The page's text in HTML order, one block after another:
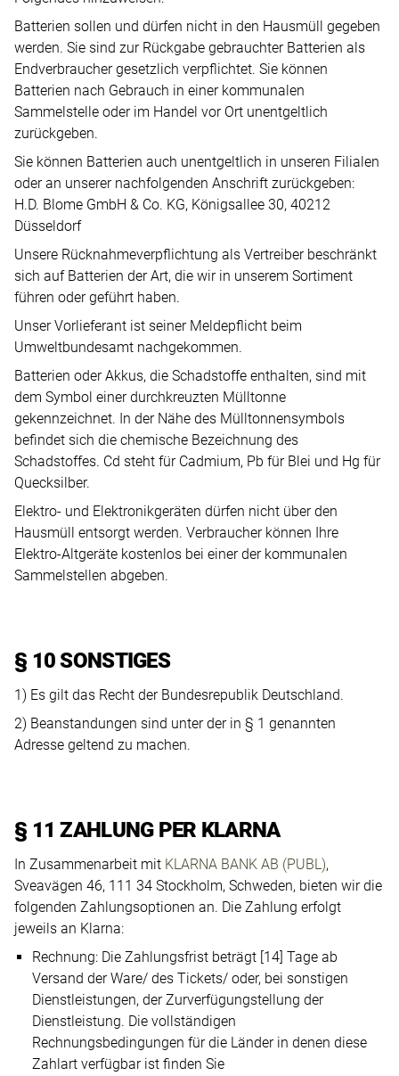
Batterien sollen und dürfen nicht in den Hausmüll gegeben
werden. Sie sind zur Rückgabe gebrauchter Batterien als
Endverbraucher gesetzlich verpflichtet. Sie können
Batterien nach Gebrauch in einer kommunalen
Sammelstelle oder im Handel vor Ort unentgeltlich
zurückgeben.
Sie können Batterien auch unentgeltlich in unseren Filialen
oder an unserer nachfolgenden Anschrift zurückgeben:
H.D. Blome GmbH & Co. KG, Königsallee 30, 40212
Düsseldorf
Unsere Rücknahmeverpflichtung als Vertreiber beschränkt
sich auf Batterien der Art, die wir in unserem Sortiment
führen oder geführt haben.
Unser Vorlieferant ist seiner Meldepflicht beim
Umweltbundesamt nachgekommen.
Batterien oder Akkus, die Schadstoffe enthalten, sind mit
dem Symbol einer durchkreuzten Mülltonne
gekennzeichnet. In der Nähe des Mülltonnensymbols
befindet sich die chemische Bezeichnung des
Schadstoffes. Cd steht für Cadmium, Pb für Blei und Hg für
Quecksilber.
Elektro- und Elektronikgeräten dürfen nicht über den
Hausmüll entsorgt werden. Verbraucher können Ihre
Elektro-Altgeräte kostenlos bei einer der kommunalen
Sammelstellen abgeben.
§ 10 SONSTIGES
1) Es gilt das Recht der Bundesrepublik Deutschland.
2) Beanstandungen sind unter der in § 1 genannten
Adresse geltend zu machen.
§ 11 ZAHLUNG PER KLARNA
In Zusammenarbeit mit KLARNA BANK AB (PUBL),
Sveavägen 46, 111 34 Stockholm, Schweden, bieten wir die
folgenden Zahlungsoptionen an. Die Zahlung erfolgt
jeweils an Klarna:
Rechnung: Die Zahlungsfrist beträgt [14] Tage ab
Versand der Ware/ des Tickets/ oder, bei sonstigen
Dienstleistungen, der Zurverfügungstellung der
Dienstleistung. Die vollständigen
Rechnungsbedingungen für die Länder in denen diese
Zahlart verfügbar ist finden Sie